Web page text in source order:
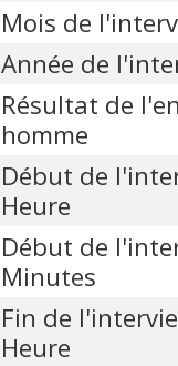
Mois de
Année de
Résultat de
homme
Début de
Heure
Début de
Minutes
Fin de
Heure